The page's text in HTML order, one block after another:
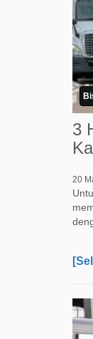
3
20